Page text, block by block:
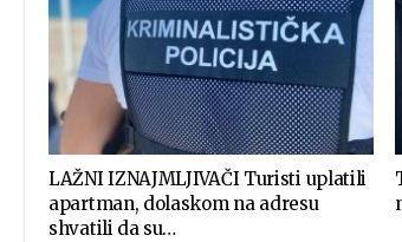
LAŽNI IZNAJMLJIVAČI Turisti uplatili
apartman, dolaskom na adresu
shvatili da su…